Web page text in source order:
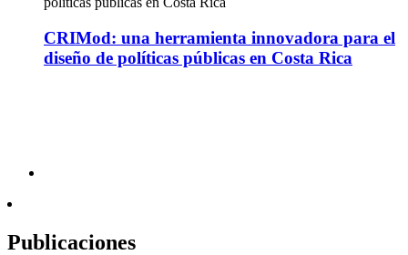
CRIMod: una herramienta innovadora para el
diseño de políticas públicas en Costa Rica
Publicaciones